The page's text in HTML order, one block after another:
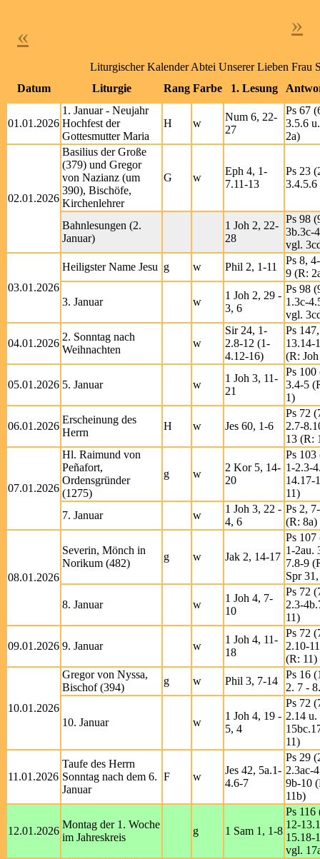
« »
Liturgischer Kalender Abtei Unserer Lieben Frau
Datum
Liturgie Rang Farbe 1. Lesung
01.01.2026
1. Januar - Neujahr
Hochfest der
Gottesmutter Maria
H w
Num 6, 22-
27
Ps 67
3.5.6
2a)
02.01.2026
Basilius der Große
(379) und Gregor
von Nazianz (um
390), Bischöfe,
Kirchenlehrer
G w
Eph 4, 1-
7.11-13
Ps 23
3.4.5.6
Bahnlesungen (2.
Januar)
1 Joh 2, 22-
28
Ps 98
3b.3c-
vgl.
03.01.2026
Heiligster Name Jesu g w Phil 2, 1-11
Ps 8,
9 (R:
3. Januar w
1 Joh 2, 29 -
3, 6
Ps 98
1.3c-
vgl.
04.01.2026
2. Sonntag nach
Weihnachten
w
Sir 24, 1-
2.8-12 (1-
4.12-16)
Ps
13.14-
(R:
05.01.2026 5. Januar w
1 Joh 3, 11-
21
Ps 100
3.4-5
1)
06.01.2026
Erscheinung des
Herrn
H w Jes 60, 1-6
Ps 72
2.7-
13 (R:
07.01.2026
Hl. Raimund von
Peñafort,
Ordensgründer
(1275)
g w
2 Kor 5, 14-
20
Ps 103
1-2.3-
14.17-
11)
7. Januar
w
1 Joh 3, 22 -
4, 6
Ps 2,
(R: 8a)
08.01.2026
Severin, Mönch in
Norikum (482)
g w Jak 2, 14-17
Ps 107
1-2au.
7.8-9
Spr
8. Januar w
1 Joh 4, 7-
10
Ps 72
2.3-
11)
09.01.2026 9. Januar w
1 Joh 4, 11-
18
Ps 72
2.10-
(R: 11)
10.01.2026
Gregor von Nyssa,
Bischof (394)
g w Phil 3, 7-14
Ps 16
2. 7 -
10. Januar w
1 Joh 4, 19 -
5, 4
Ps 72
2.14 u.
11)
11.01.2026
Taufe des Herrn
Sonntag nach dem 6.
Januar
F w
Jes 42, 5a.1-
4.6-7
Ps 29
2.3ac-
9b-10
11b)
12.01.2026
Montag der 1. Woche
im Jahreskreis
g 1 Sam 1, 1-8
Ps 116
12-
15.18-
vgl.